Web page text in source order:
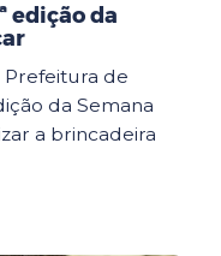
edição da
Prefeitura de
da Semana
a brincadeira